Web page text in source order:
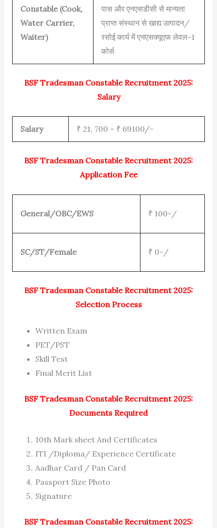
Constable (Cook,
Water Carrier,
Waiter)
पास और एनएसडीसी से मान्यता
प्राप्त संस्थान से खाद्य उत्पादन/
रसोई कार्य में एनएसक्यूएफ लेवल-1
कोर्स
BSF Tradesman Constable Recruitment 2025:
Salary
Salary ₹ 21, 700 – ₹ 69100/-
BSF Tradesman Constable Recruitment 2025:
Application Fee
General/OBC/EWS ₹ 100-/
SC/ST/Female ₹ 0-/
BSF Tradesman Constable Recruitment 2025:
Selection Process
Written Exam
PET/PST
Skill Test
Final Merit List
BSF Tradesman Constable Recruitment 2025:
Documents Required
10th Mark sheet And Certificates
ITI /Diploma/ Experience Certificate
Aadhar Card / Pan Card
Passport Size Photo
Signature
BSF Tradesman Constable Recruitment 2025: